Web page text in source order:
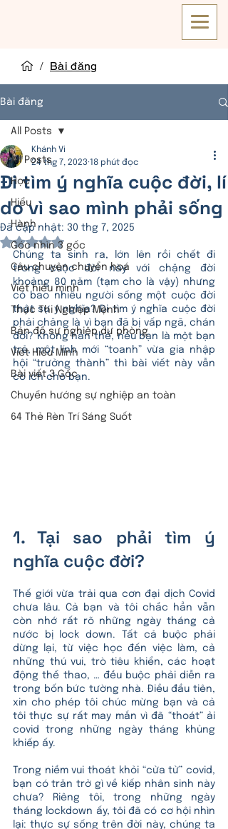
/ Bài đăng
Bài đăng
All Posts
Học
Hiểu
Hành
Góc nhìn 3 gốc
Câu chuyện chuyển hoá
Viết hiểu mình
Thực Thi Nghiệp Mệnh
Bản đồ sự nghiệp dự phòng
Viết Hiểu Mình
Bài viết 3 Gốc
Chuyển hướng sự nghiệp an toàn
64 Thẻ Rèn Trí Sáng Suốt
All Posts
Đi tìm ý nghĩa cuộc đời, lí
do vì sao mình phải sống
Khánh Vi
24 thg 7, 2023 18 phút đọc
Đã cập nhật: 30 thg 7, 2025
Đã xếp hạng NaN/5 sao.
Chúng ta sinh ra, lớn lên rồi chết đi
trong cuộc đời này với chặng đời
khoảng 80 năm (tạm cho là vậy) nhưng
có bao nhiêu người sống một cuộc đời
thật sự ý nghĩa? Đi tìm ý nghĩa cuộc đời
phải chăng là vì bạn đã bị vấp ngã, chán
đời? Không hẳn thế, nếu bạn là một bạn
trẻ, một lính mới “toanh” vừa gia nhập
hội “trưởng thành” thì bài viết này vẫn
có ích cho bạn.
1. Tại sao phải tìm ý
nghĩa cuộc đời?
Thế giới vừa trải qua cơn đại dịch Covid
chưa lâu. Cả bạn và tôi chắc hẳn vẫn
còn nhớ rất rõ những ngày tháng cả
nước bị lock down. Tất cả buộc phải
dừng lại, từ việc học đến việc làm, cả
những thú vui, trò tiêu khiển, các hoạt
động thể thao, … đều buộc phải diễn ra
trong bốn bức tường nhà. Điều đầu tiên,
xin cho phép tôi chúc mừng bạn và cả
tôi thực sự rất may mắn vì đã “thoát” ải
covid trong những ngày tháng khủng
khiếp ấy.
Trong niềm vui thoát khỏi “cửa tử” covid,
bạn có trăn trở gì về kiếp nhân sinh này
chưa? Riêng tôi, trong những ngày
tháng lockdown ấy, tôi đã có cơ hội nhìn
lại: thực sự sống trên đời này, chúng ta